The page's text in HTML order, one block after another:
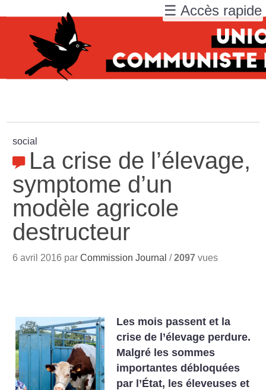
social
La crise de l’élevage,
symptome d’un
modèle agricole
destructeur
6 avril 2016 parCommission Journal /2097 vues
Les mois passent et la
crise de l’élevage perdure.
Malgré les sommes
importantes débloquées
par l’État, les éleveuses et
☰ Accès rapide